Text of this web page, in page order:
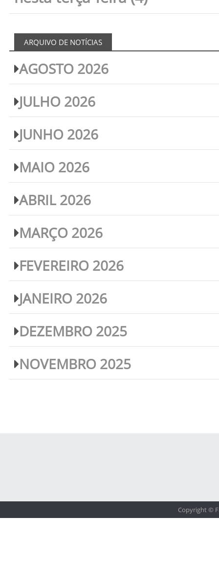
ARQUIVO DE NOTÍCIAS
AGOSTO 2026
JULHO 2026
JUNHO 2026
MAIO 2026
ABRIL 2026
MARÇO 2026
FEVEREIRO 2026
JANEIRO 2026
DEZEMBRO 2025
NOVEMBRO 2025
Copyright ©